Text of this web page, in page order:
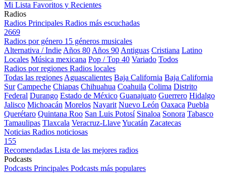
Mi Lista Favoritos y Recientes
Radios
Radios Principales Radios más escuchadas
2669
Radios por género 15 géneros musicales
Alternativa / Indie Años 80 Años 90 Antiguas Cristiana Latino
Locales Música mexicana Pop / Top 40 Variado Todos
Radios por regiones Radios locales
Todas las regiones Aguascalientes Baja California Baja California
Sur Campeche Chiapas Chihuahua Coahuila Colima Distrito
Federal Durango Estado de México Guanajuato Guerrero Hidalgo
Jalisco Michoacán Morelos Nayarit Nuevo León Oaxaca Puebla
Querétaro Quintana Roo San Luis Potosí Sinaloa Sonora Tabasco
Tamaulipas Tlaxcala Veracruz-LlaveYucatán Zacatecas
Noticias Radios noticiosas
155
Recomendadas Lista de las mejores radios
Podcasts
Podcasts Principales Podcasts más populares